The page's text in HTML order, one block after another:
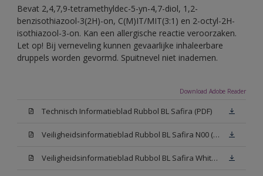
Bevat 2,4,7,9-tetramethyldec-5-yn-4,7-diol, 1,2-
benzisothiazool-3(2H)-on, C(M)IT/MIT(3:1) en 2-octyl-2H-
isothiazool-3-on. Kan een allergische reactie veroorzaken.
Let op! Bij verneveling kunnen gevaarlijke inhaleerbare
druppels worden gevormd. Spuitnevel niet inademen.
Download Adobe Reader
Technisch Informatieblad Rubbol BL Safira (PDF)
Veiligheidsinformatieblad Rubbol BL Safira N00 (MSDS)
Veiligheidsinformatieblad Rubbol BL Safira White W05 (MSDS)